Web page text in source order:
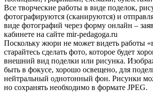
Все творческие работы в виде поделок,
фотографируются (сканируются) и
виде фотографий через форму онлайн –
кабинете на сайте mir-pedagoga.ru
Поскольку жюри не может видеть работы
старайтесь сделать фото, которое будет
внешний вид поделки или рисунка.
быть в фокусе, хорошо освещено, для
нейтральный однотонный фон. Рисунки
но сохранять необходимо в формате JPEG.